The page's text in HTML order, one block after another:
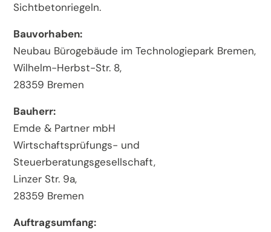
Sichtbetonriegeln.
Bauvorhaben:
Neubau Bürogebäude im Technologiepark Bremen,
Wilhelm-Herbst-Str. 8,
28359 Bremen
Bauherr:
Emde & Partner mbH
Wirtschaftsprüfungs- und
Steuerberatungsgesellschaft,
Linzer Str. 9a,
28359 Bremen
Auftragsumfang: